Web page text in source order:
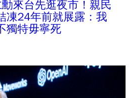
勳來台先逛夜市！親民
凍24年前就展露：我
獨特毋寧死